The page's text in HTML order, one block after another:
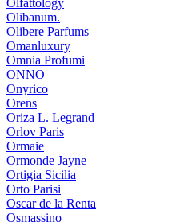
Olfattology
Olibanum.
Olibere Parfums
Omanluxury
Omnia Profumi
ONNO
Onyrico
Orens
Oriza L. Legrand
Orlov Paris
Ormaie
Ormonde Jayne
Ortigia Sicilia
Orto Parisi
Oscar de la Renta
Osmassino